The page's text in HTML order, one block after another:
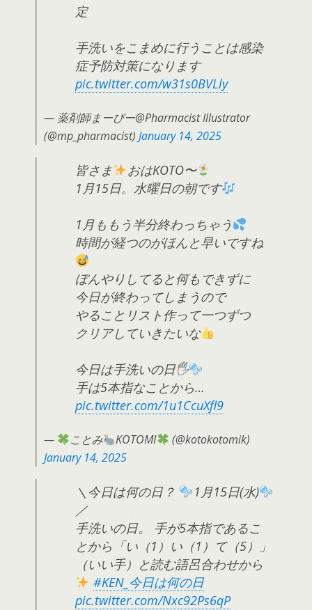
定
手洗いをこまめに行うことは感染
症予防対策になります
pic.twitter.com/w31s0BVLly
— 薬剤師まーぴー@Pharmacist Illustrator
(@mp_pharmacist) January 14, 2025
皆さま
おはKOTO〜
1月15日。水曜日の朝です
1月ももう半分終わっちゃう
時間が経つのがほんと早いですね
ぼんやりしてると何もできずに
今日が終わってしまうので
やることリスト作って一つずつ
クリアしていきたいな
今日は手洗いの日🖐
手は5本指なことから…
pic.twitter.com/1u1CcuXfl9
— ことみ KOTOMI
(@kotokotomik)
January 14, 2025
＼今日は何の日？
1月15日(水)
／
手洗いの日。 手が5本指であるこ
とから「い（1）い（1）て（5）」
（いい手）と読む語呂合わせから
#KEN_今日は何の日
pic.twitter.com/Nxc92Ps6qP